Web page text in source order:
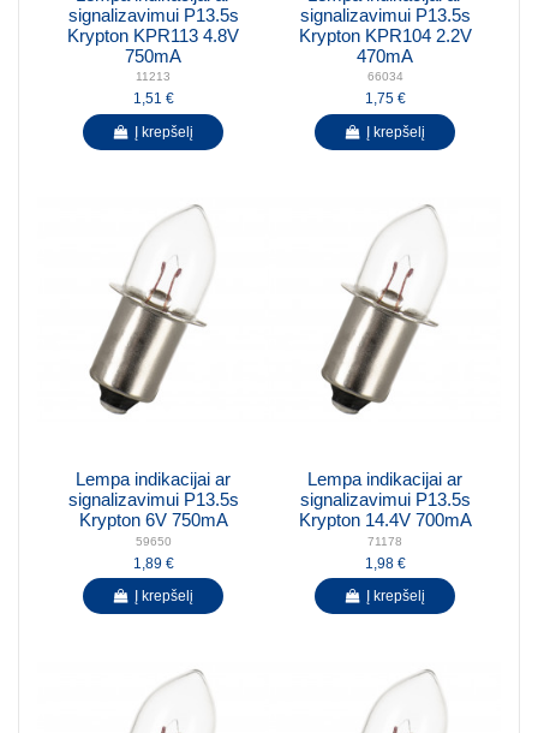
signalizavimui P13.5s
Krypton KPR113 4.8V
750mA
11213
1,51 €
Į krepšelį
signalizavimui P13.5s
Krypton KPR104 2.2V
470mA
66034
1,75 €
Į krepšelį
Lempa indikacijai ar
signalizavimui P13.5s
Krypton 6V 750mA
59650
1,89 €
Į krepšelį
Lempa indikacijai ar
signalizavimui P13.5s
Krypton 14.4V 700mA
71178
1,98 €
Į krepšelį